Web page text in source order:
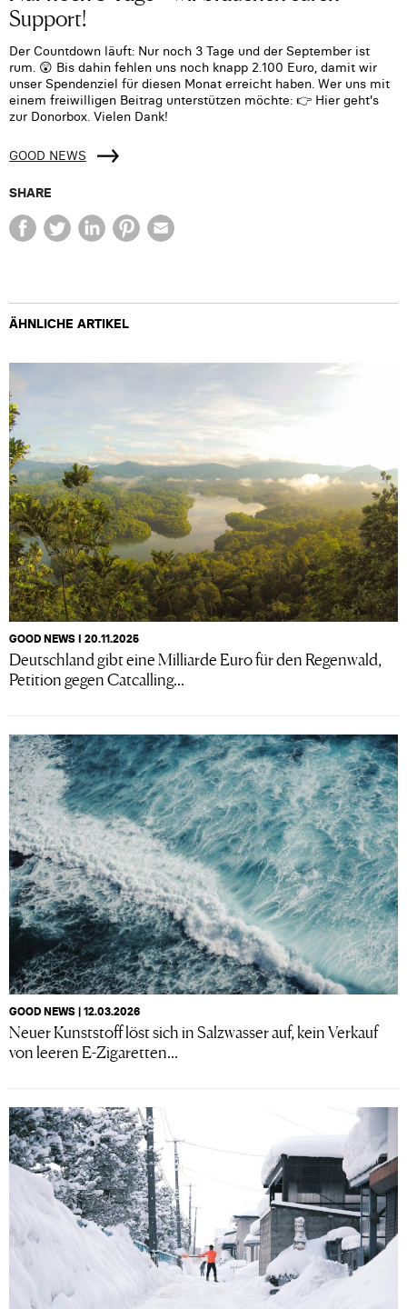
Support!
Der Countdown läuft: Nur noch 3 Tage und der September ist
rum. 😲 Bis dahin fehlen uns noch knapp 2.100 Euro, damit wir
unser Spendenziel für diesen Monat erreicht haben. Wer uns mit
einem freiwilligen Beitrag unterstützen möchte: 👉 Hier geht's
zur Donorbox. Vielen Dank!
GOOD NEWS
SHARE
ÄHNLICHE ARTIKEL
GOOD NEWS I 20.11.2025
Deutschland gibt eine Milliarde Euro für den Regenwald,
Petition gegen Catcalling...
GOOD NEWS | 12.03.2026
Neuer Kunststoff löst sich in Salzwasser auf, kein Verkauf
von leeren E-Zigaretten...